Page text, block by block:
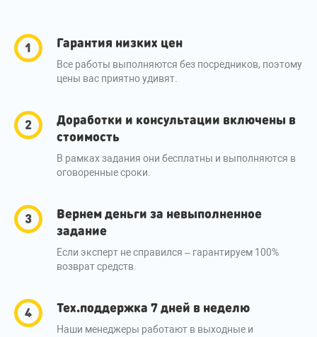
Гарантия низких цен
Все работы выполняются без посредников, поэтому
цены вас приятно удивят.
Доработки и консультации включены в
стоимость
В рамках задания они бесплатны и выполняются в
оговоренные сроки.
Вернем деньги за невыполненное
задание
Если эксперт не справился – гарантируем 100%
возврат средств.
Тех.поддержка 7 дней в неделю
Наши менеджеры работают в выходные и